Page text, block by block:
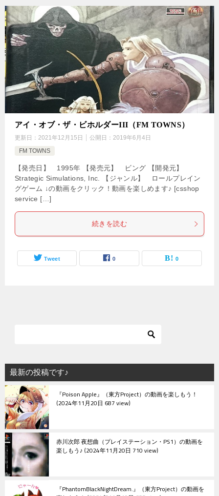
アイ・オブ・ザ・ビホルダーIII（FM TOWNS）
更新日： 2021年12月15日 公開日： 2019年6月4日
FM TOWNS
【発売日】 1995年 【発売元】 ビング 【開発元】
Strategic Simulations, Inc. 【ジャンル】 ロールプレイン
グゲーム ↓の動画をクリック！動画を楽しめます♪ [csshop
service […]
続きを読む
Tweet 0 0
最新の投稿です♪
『Poison Apple』（東方Project）の動画を楽しもう！
2024年11月20日 687 view
赤川次郎 夜想曲（プレイステーション・PS1）の動画を
楽しもう♪ 2024年11月20日 710 view
『PhantomBlackNightDream.』（東方Project）の動画を